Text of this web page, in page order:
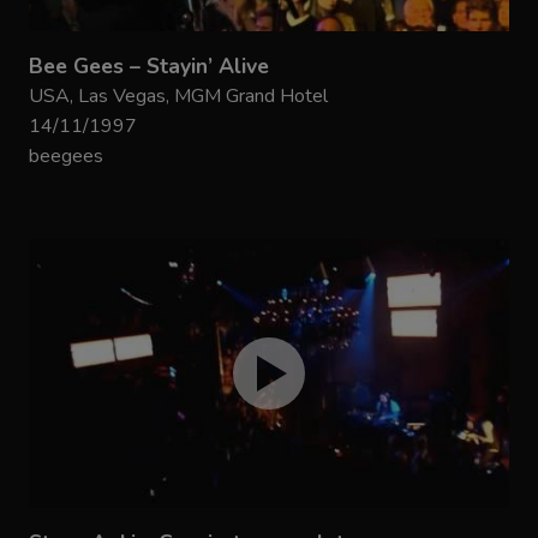
Bee Gees – Stayin’ Alive
USA, Las Vegas, MGM Grand Hotel
14/11/1997
beegees